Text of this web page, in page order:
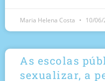
Maria Helena Costa 10/06/
As escolas
sexualizar, a